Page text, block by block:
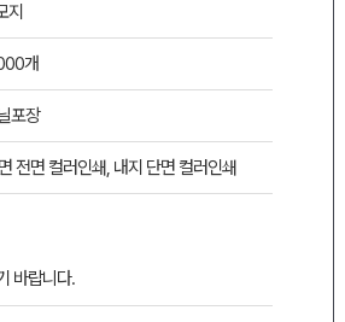
지
개
포장
전면 컬러인쇄, 내지 단면 컬러인쇄
바랍니다.